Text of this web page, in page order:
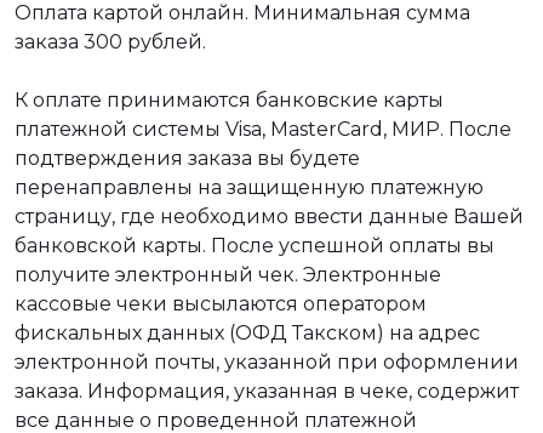
Оплата картой онлайн. Минимальная сумма
заказа 300 рублей.
К оплате принимаются банковские карты
платежной системы Visa, MasterCard, МИР. После
подтверждения заказа вы будете
перенаправлены на защищенную платежную
страницу, где необходимо ввести данные Вашей
банковской карты. После успешной оплаты вы
получите электронный чек. Электронные
кассовые чеки высылаются оператором
фискальных данных (ОФД Такском) на адрес
электронной почты, указанной при оформлении
заказа. Информация, указанная в чеке, содержит
все данные о проведенной платежной